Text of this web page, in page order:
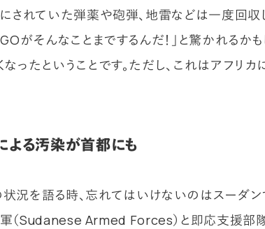
にされていた弾薬や砲弾、地雷などは一度回収
がそんなことまでするんだ！」と驚かれるか
なったということです。ただし、これはアフリ
る汚染が首都にも
況を語る時、忘れてはいけないのはスーダン
（Sudanese Armed Forces）と即応支援部